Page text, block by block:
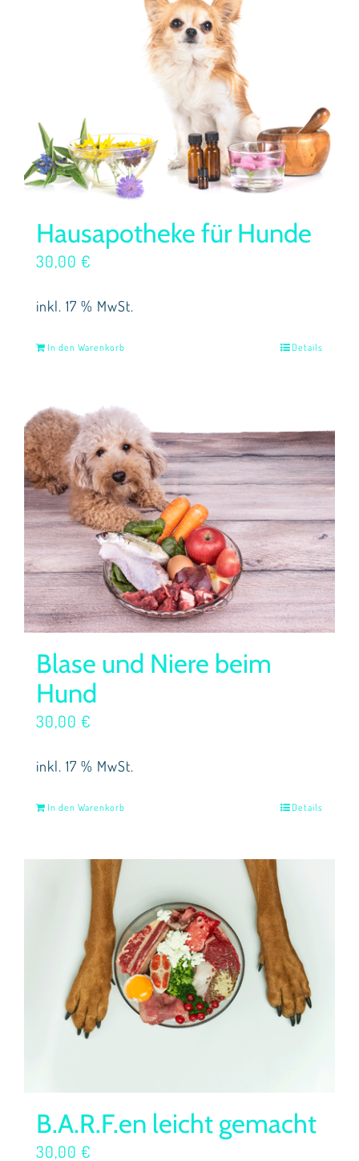
Hausapotheke für Hunde
30,00 €
inkl. 17 % MwSt.
In den Warenkorb Details
Blase und Niere beim
Hund
30,00 €
inkl. 17 % MwSt.
In den Warenkorb Details
B.A.R.F.en leicht gemacht
30,00 €